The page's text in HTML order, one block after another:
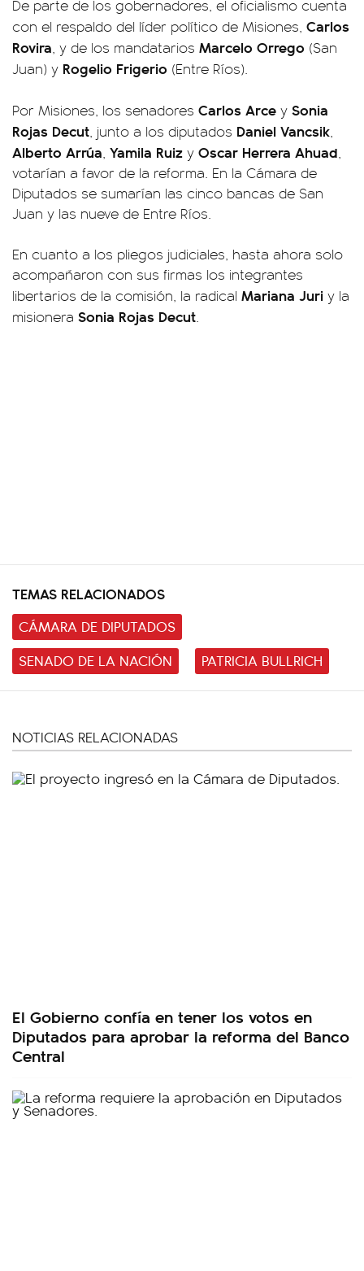
De parte de los gobernadores, el oficialismo cuenta
con el respaldo del líder político de Misiones, Carlos
Rovira, y de los mandatarios Marcelo Orrego (San
Juan) y Rogelio Frigerio (Entre Ríos).
Por Misiones, los senadores Carlos Arce y Sonia
Rojas Decut, junto a los diputados Daniel Vancsik,
Alberto Arrúa, Yamila Ruiz y Oscar Herrera Ahuad,
votarían a favor de la reforma. En la Cámara de
Diputados se sumarían las cinco bancas de San
Juan y las nueve de Entre Ríos.
En cuanto a los pliegos judiciales, hasta ahora solo
acompañaron con sus firmas los integrantes
libertarios de la comisión, la radical Mariana Juri y la
misionera Sonia Rojas Decut.
TEMAS RELACIONADOS
CÁMARA DE DIPUTADOS
SENADO DE LA NACIÓN
PATRICIA BULLRICH
NOTICIAS RELACIONADAS
El Gobierno confía en tener los votos en
Diputados para aprobar la reforma del Banco
Central